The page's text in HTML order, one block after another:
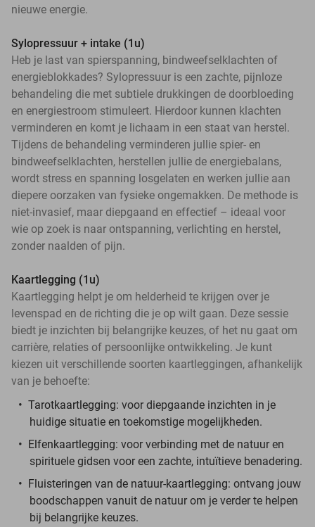
nieuwe energie.
Sylopressuur + intake (1u)
Heb je last van spierspanning, bindweefselklachten of
energieblokkades? Sylopressuur is een zachte, pijnloze
behandeling die met subtiele drukkingen de doorbloeding
en energiestroom stimuleert. Hierdoor kunnen klachten
verminderen en komt je lichaam in een staat van herstel.
Tijdens de behandeling verminderen jullie spier- en
bindweefselklachten, herstellen jullie de energiebalans,
wordt stress en spanning losgelaten en werken jullie aan
diepere oorzaken van fysieke ongemakken. De methode is
niet-invasief, maar diepgaand en effectief – ideaal voor
wie op zoek is naar ontspanning, verlichting en herstel,
zonder naalden of pijn.
Kaartlegging (1u)
Kaartlegging helpt je om helderheid te krijgen over je
levenspad en de richting die je op wilt gaan. Deze sessie
biedt je inzichten bij belangrijke keuzes, of het nu gaat om
carrière, relaties of persoonlijke ontwikkeling. Je kunt
kiezen uit verschillende soorten kaartleggingen, afhankelijk
van je behoefte:
Tarotkaartlegging: voor diepgaande inzichten in je
huidige situatie en toekomstige mogelijkheden.
Elfenkaartlegging: voor verbinding met de natuur en
spirituele gidsen voor een zachte, intuïtieve benadering.
Fluisteringen van de natuur-kaartlegging: ontvang jouw
boodschappen vanuit de natuur om je verder te helpen
bij belangrijke keuzes.